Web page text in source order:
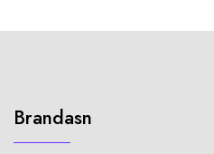
Brandasn